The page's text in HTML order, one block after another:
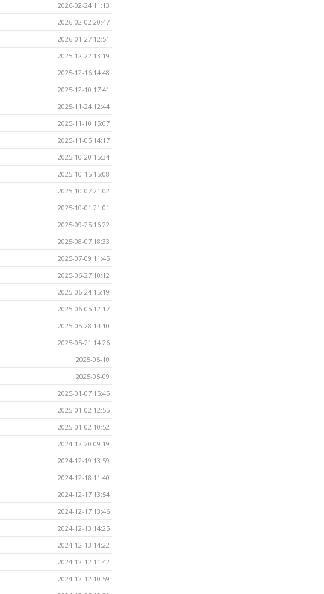
2026-02-24 11:13
2026-02-02 20:47
2026-01-27 12:51
2025-12-22 13:19
2025-12-16 14:48
2025-12-10 17:41
2025-11-24 12:44
2025-11-10 15:07
2025-11-05 14:17
2025-10-20 15:34
2025-10-15 15:08
2025-10-07 21:02
2025-10-01 21:01
2025-09-25 16:22
2025-08-07 18:33
2025-07-09 11:45
2025-06-27 10:12
2025-06-24 15:19
2025-06-05 12:17
2025-05-28 14:10
2025-05-21 14:26
2025-05-10
2025-05-09
2025-01-07 15:45
2025-01-02 12:55
2025-01-02 10:52
2024-12-20 09:19
2024-12-19 13:59
2024-12-18 11:40
2024-12-17 13:54
2024-12-17 13:46
2024-12-13 14:25
2024-12-13 14:22
2024-12-12 11:42
2024-12-12 10:59